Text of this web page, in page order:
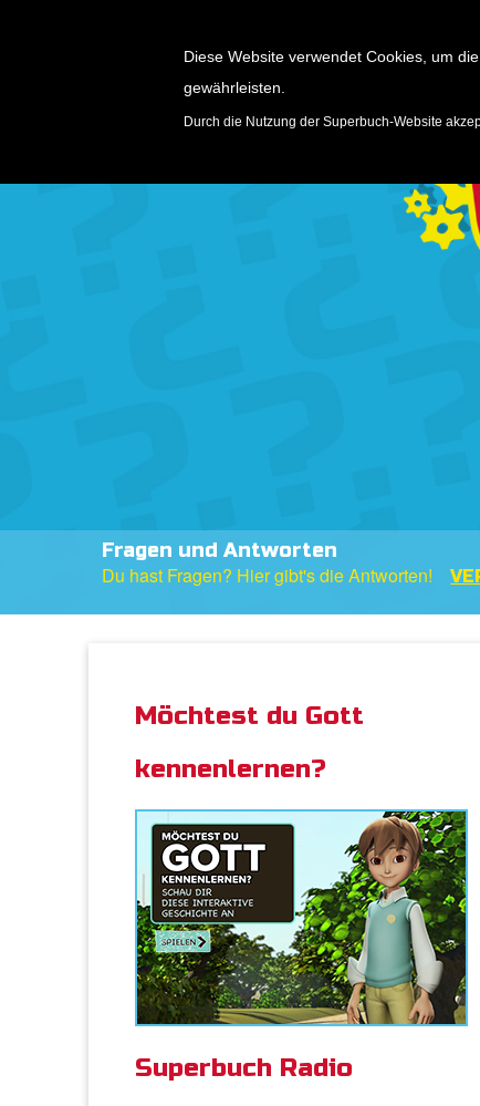
Diese Website verwendet Cookies, um
gewährleisten.
Durch die Nutzung der Superbuch-Website
Fragen und Antworten
Du hast Fragen? Hier gibt's die Antworten!
Möchtest du Gott
kennenlernen?
Superbuch Radio